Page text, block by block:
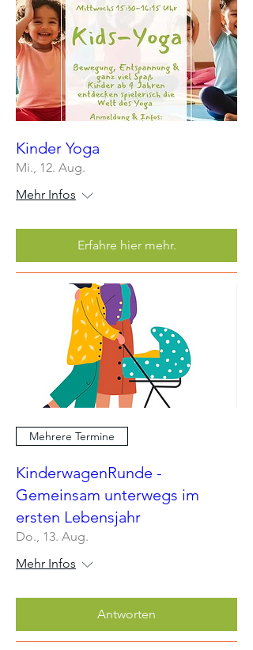
Kinder Yoga
Mi., 12. Aug.
Mehr Infos
Erfahre hier mehr.
Mehrere Termine
KinderwagenRunde -
Gemeinsam unterwegs im
ersten Lebensjahr
Do., 13. Aug.
Mehr Infos
Antworten